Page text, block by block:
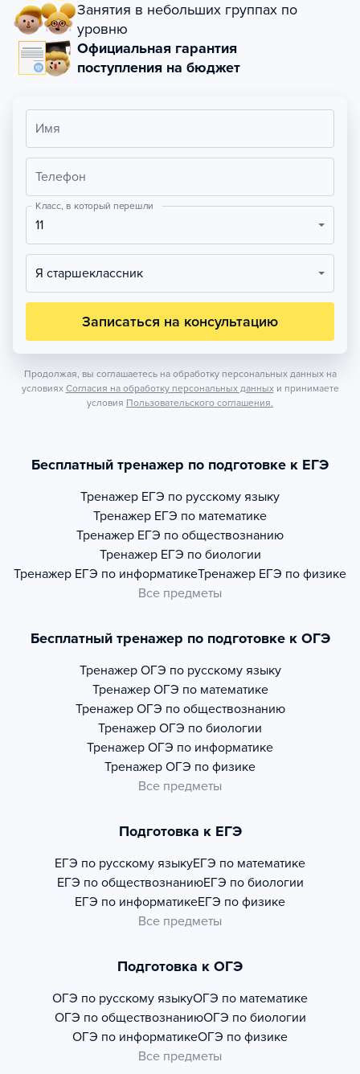
Занятия в небольших группах по
уровню
Официальная гарантия
поступления на бюджет
Имя
Телефон
Класс, в который перешли
11
Я старшеклассник
Записаться на консультацию
Продолжая, вы соглашаетесь на обработку персональных данных на
условиях Согласия на обработку персональных данных и принимаете
условия Пользовательского соглашения.
Бесплатный тренажер по подготовке к ЕГЭ
Тренажер ЕГЭ по русскому языку
Тренажер ЕГЭ по математике
Тренажер ЕГЭ по обществознанию
Тренажер ЕГЭ по биологии
Тренажер ЕГЭ по информатикеТренажер ЕГЭ по физике
Все предметы
Бесплатный тренажер по подготовке к ОГЭ
Тренажер ОГЭ по русскому языку
Тренажер ОГЭ по математике
Тренажер ОГЭ по обществознанию
Тренажер ОГЭ по биологии
Тренажер ОГЭ по информатике
Тренажер ОГЭ по физике
Все предметы
Подготовка к ЕГЭ
ЕГЭ по русскому языкуЕГЭ по математике
ЕГЭ по обществознаниюЕГЭ по биологии
ЕГЭ по информатикеЕГЭ по физике
Все предметы
Подготовка к ОГЭ
ОГЭ по русскому языкуОГЭ по математике
ОГЭ по обществознаниюОГЭ по биологии
ОГЭ по информатикеОГЭ по физике
Все предметы